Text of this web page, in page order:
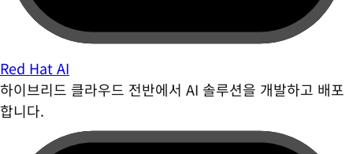
Red Hat AI
하이브리드 클라우드 전반에서 AI 솔루션을 개발하고 배포
합니다.